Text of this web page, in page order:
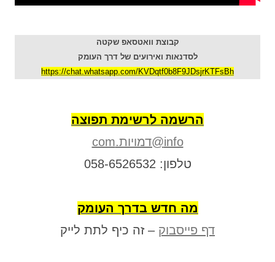
קבוצת וואטסאפ שקטה
לסדנאות ואירועים של דרך העומק
https://chat.whatsapp.com/KVDqtf0b8F9JDsjrKTFsBh
הרשמה לרשימת תפוצה
info@דמויות.com
טלפון: 058-6526532
מה חדש בדרך העומק
דף פייסבוק – זה כיף לתת לייק